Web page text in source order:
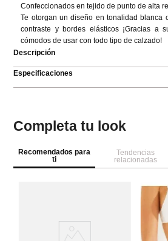
Confeccionados en tejido de punto de alta
Te otorgan un diseño en tonalidad blanca
contraste y bordes elásticos ¡Gracias a
cómodos de usar con todo tipo de calzado!
Descripción
Especificaciones
Completa tu look
Recomendados para
ti
Tendencias
relacionadas